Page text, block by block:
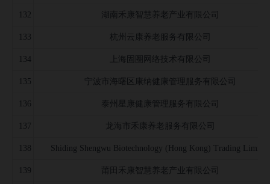
132 湖南禾康智慧养老产业有限公司
133 杭州云康养老服务有限公司
134 上海固圈网络技术有限公司
135 宁波市海曙区康纳健康管理服务有限公司
136 泰州星康健康管理服务有限公司
137 龙海市禾康养老服务有限公司
138 Shiding Shengwu Biotechnology (Hong Kong) Trading Limited
139 莆田禾康智慧养老产业有限公司